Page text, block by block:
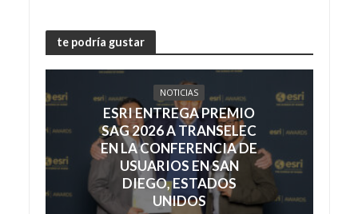
te podría gustar
NOTICIAS
ESRI ENTREGA PREMIO
SAG 2026 A TRANSELEC
EN LA CONFERENCIA DE
USUARIOS EN SAN
DIEGO, ESTADOS
UNIDOS